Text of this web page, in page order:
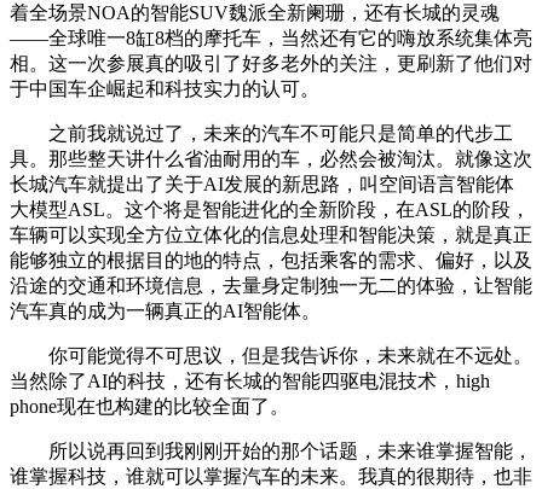
着全场景NOA的智能SUV魏派全新阑珊，还有长城的灵魂
——全球唯一8缸8档的摩托车，当然还有它的嗨放系统集体亮
相。这一次参展真的吸引了好多老外的关注，更刷新了他们对
于中国车企崛起和科技实力的认可。
之前我就说过了，未来的汽车不可能只是简单的代步工
具。那些整天讲什么省油耐用的车，必然会被淘汰。就像这次
长城汽车就提出了关于AI发展的新思路，叫空间语言智能体
大模型ASL。这个将是智能进化的全新阶段，在ASL的阶段，
车辆可以实现全方位立体化的信息处理和智能决策，就是真正
能够独立的根据目的地的特点，包括乘客的需求、偏好，以及
沿途的交通和环境信息，去量身定制独一无二的体验，让智能
汽车真的成为一辆真正的AI智能体。
你可能觉得不可思议，但是我告诉你，未来就在不远处。
当然除了AI的科技，还有长城的智能四驱电混技术，high
phone现在也构建的比较全面了。
所以说再回到我刚刚开始的那个话题，未来谁掌握智能，
谁掌握科技，谁就可以掌握汽车的未来。我真的很期待，也非